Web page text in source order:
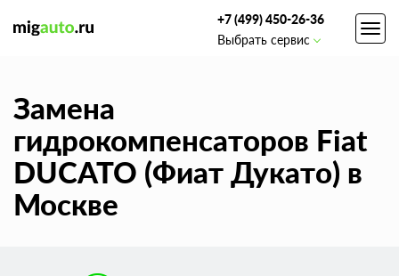
+7 (499) 450-26-36
Выбрать сервис
Замена
гидрокомпенсаторов Fiat
DUCATO (Фиат Дукато) в
Москве